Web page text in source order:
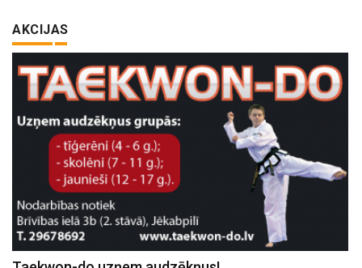
AKCIJAS